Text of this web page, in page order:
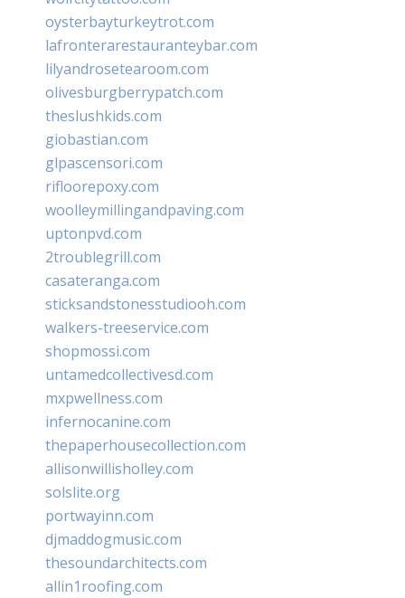
oysterbayturkeytrot.com
lafronterarestauranteybar.com
lilyandrosetearoom.com
olivesburgberrypatch.com
theslushkids.com
giobastian.com
glpascensori.com
rifloorepoxy.com
woolleymillingandpaving.com
uptonpvd.com
2troublegrill.com
casateranga.com
sticksandstonesstudiooh.com
walkers-treeservice.com
shopmossi.com
untamedcollectivesd.com
mxpwellness.com
infernocanine.com
thepaperhousecollection.com
allisonwillisholley.com
solslite.org
portwayinn.com
djmaddogmusic.com
thesoundarchitects.com
allin1roofing.com